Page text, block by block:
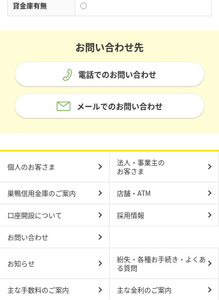
貸金庫有無 ○
お問い合わせ先
電話でのお問い合わせ
メールでのお問い合わせ
個人のお客さま
法人・事業主の
お客さま
巣鴨信用金庫のご案内 店舗・ATM
口座開設について 採用情報
お問い合わせ
お知らせ
紛失・各種お手続き・よくあ
る質問
主な手数料のご案内 主な金利のご案内